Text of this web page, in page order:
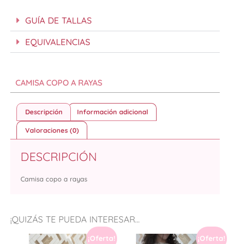
GUÍA DE TALLAS
EQUIVALENCIAS
¡QUIZÁS TE PUEDA INTERESAR...
¡Oferta! ¡Oferta!
CAMISA COPO A RAYAS
Descripción Información adicional
Valoraciones (0)
DESCRIPCIÓN
Camisa copo a rayas